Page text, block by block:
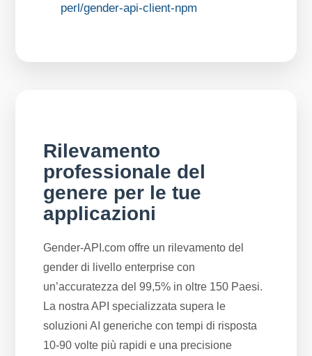
perl/gender-api-client-npm
Rilevamento
professionale del
genere per le tue
applicazioni
Gender-API.com offre un rilevamento del
gender di livello enterprise con
un’accuratezza del 99,5% in oltre 150 Paesi.
La nostra API specializzata supera le
soluzioni AI generiche con tempi di risposta
10-90 volte più rapidi e una precisione